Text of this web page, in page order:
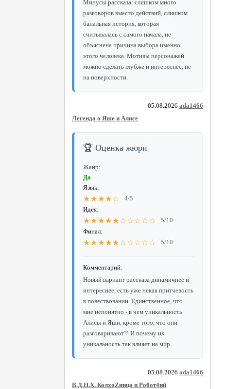
Минусы рассказа: слишком много
разговоров вместо действий, слишком
банальная история, которая
считывалась с самого начала, не
объяснена причина выбора именно
этого человека. Мотивы персонажей
можно сделать глубже и интереснее, не
на поверхности.
05.08.2026 ada1466
Легенда о Яше и Алисе
🏆 Оценка жюри
Жанр:
Да
Язык:
★★★★☆
4/5
Идея:
★★★★★☆☆☆☆☆
5/10
Финал:
★★★★★☆☆☆☆☆ 5/10
Комментарий:
Новый вариант рассказа динамичнее и
интереснее, есть уже некая притчевость
в повествовании. Единственное, что
мне непонятно - в чем уникальность
Алисы и Яши, кроме того, что они
разговаривают?! И почему их
уникальность так влияет на мир.
05.08.2026 ada1466
В.Д.Н.Х. КолхоZница и Робот4ий